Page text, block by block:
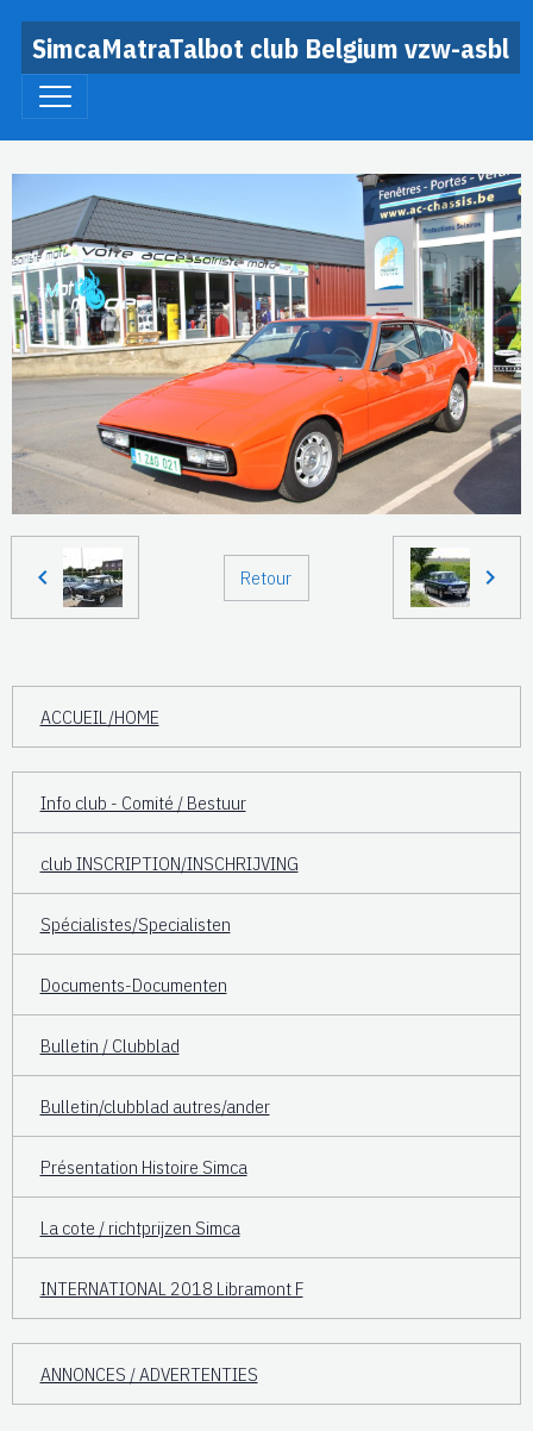
SimcaMatraTalbot club Belgium vzw-asbl
Retour
ACCUEIL/HOME
Info club - Comité / Bestuur
club INSCRIPTION/INSCHRIJVING
Spécialistes/Specialisten
Documents-Documenten
Bulletin / Clubblad
Bulletin/clubblad autres/ander
Présentation Histoire Simca
La cote / richtprijzen Simca
INTERNATIONAL 2018 Libramont F
ANNONCES / ADVERTENTIES